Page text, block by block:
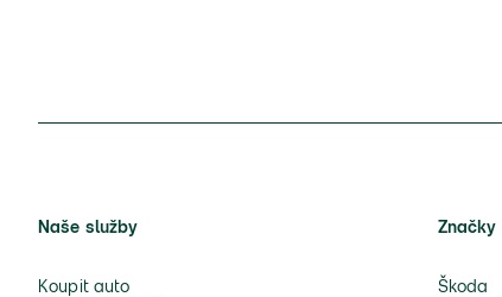
Naše služby
Koupit auto
Značky
Škoda